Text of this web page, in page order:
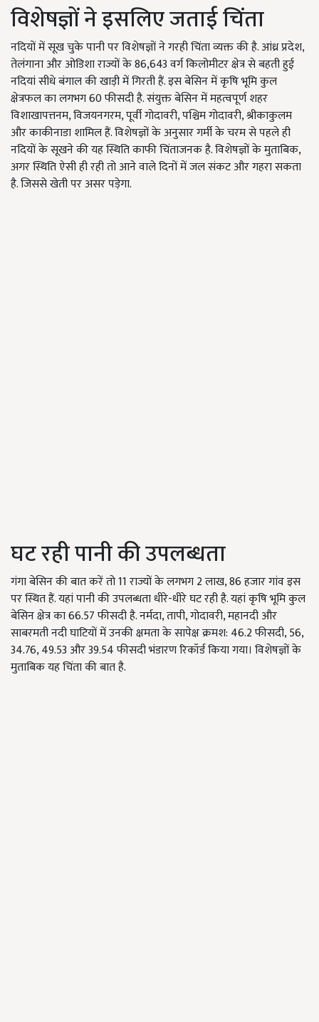
विशेषज्ञों ने इसलिए जताई चिंता
नदियों में सूख चुके पानी पर विशेषज्ञों ने गरही चिंता व्यक्त की है. आंध्र प्रदेश,
तेलंगाना और ओडिशा राज्यों के 86,643 वर्ग किलोमीटर क्षेत्र से बहती हुई
नदियां सीधे बंगाल की खाड़ी में गिरती हैं. इस बेसिन में कृषि भूमि कुल
क्षेत्रफल का लगभग 60 फीसदी है. संयुक्त बेसिन में महत्वपूर्ण शहर
विशाखापत्तनम, विजयनगरम, पूर्वी गोदावरी, पश्चिम गोदावरी, श्रीकाकुलम
और काकीनाडा शामिल हैं. विशेषज्ञों के अनुसार गर्मी के चरम से पहले ही
नदियों के सूखने की यह स्थिति काफी चिंताजनक है. विशेषज्ञों के मुताबिक,
अगर स्थिति ऐसी ही रही तो आने वाले दिनों में जल संकट और गहरा सकता
है. जिससे खेती पर असर पड़ेगा.
घट रही पानी की उपलब्धता
गंगा बेसिन की बात करें तो 11 राज्यों के लगभग 2 लाख, 86 हजार गांव इस
पर स्थित हैं. यहां पानी की उपलब्धता धीरे-धीरे घट रही है. यहां कृषि भूमि कुल
बेसिन क्षेत्र का 66.57 फीसदी है. नर्मदा, तापी, गोदावरी, महानदी और
साबरमती नदी घाटियों में उनकी क्षमता के सापेक्ष क्रमश: 46.2 फीसदी, 56,
34.76, 49.53 और 39.54 फीसदी भंडारण रिकॉर्ड किया गया। विशेषज्ञों के
मुताबिक यह चिंता की बात है.